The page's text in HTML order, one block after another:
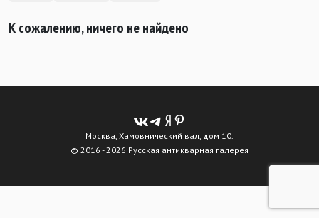
К сожалению, ничего не найдено
Москва, Хамовнический вал, дом 10.
© 2016 - 2026 Русская антикварная галерея